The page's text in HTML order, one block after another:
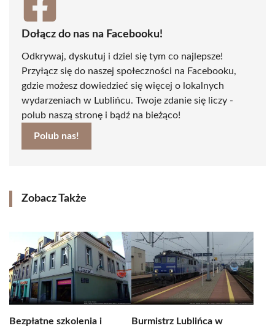
Dołącz do nas na Facebooku!
Odkrywaj, dyskutuj i dziel się tym co najlepsze!
Przyłącz się do naszej społeczności na Facebooku,
gdzie możesz dowiedzieć się więcej o lokalnych
wydarzeniach w Lublińcu. Twoje zdanie się liczy -
polub naszą stronę i bądź na bieżąco!
Polub nas!
Zobacz Także
Bezpłatne szkolenia i Burmistrz Lublińca w